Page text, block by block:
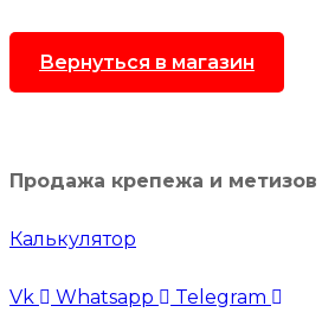
Вернуться в магазин
Продажа крепежа и метизов
Калькулятор
Vk Whatsapp
Telegram